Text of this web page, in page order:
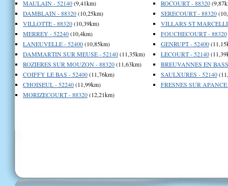
MAULAIN - 52140(9,41km)
DAMBLAIN - 88320(10,25km)
VILLOTTE - 88320(10,39km)
MERREY - 52240(10,4km)
LANEUVELLE - 52400(10,85km)
DAMMARTIN SUR MEUSE - 52140(11,35km)
ROZIERES SUR MOUZON - 88320(11,63km)
COIFFY LE BAS - 52400(11,76km)
CHOISEUL - 52240(11,99km)
MORIZECOURT - 88320(12,21km)
ROCOURT - 88320
SERECOURT - 88320
VILLARS ST
FOUCHECOURT - 88320
GENRUPT - 52400
LECOURT - 52140
BREUVANNES EN
SAULXURES - 52140
FRESNES SUR APANCE